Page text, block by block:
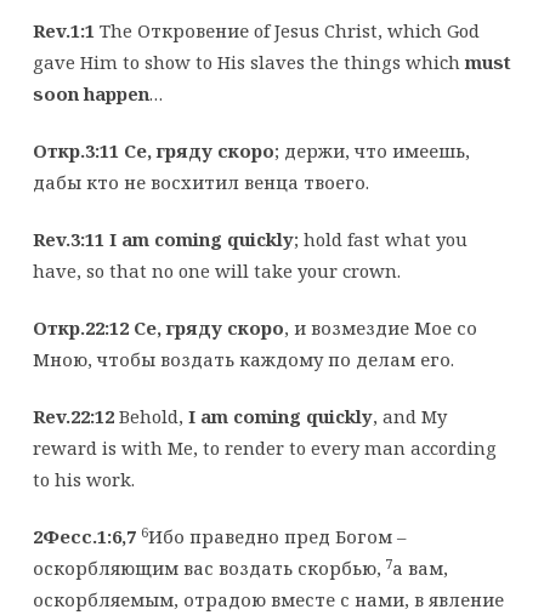
Rev.1:1The Откровение of Jesus Christ, which God
gave Him to show to His slaves the things whichmust
soon happen…
Откр.3:11 Се, гряду скоро; держи, что имеешь,
дабы кто не восхитил венца твоего.
Rev.3:11 I am coming quickly; hold fast what you
have, so that no one will take your crown.
Откр.22:12 Се, гряду скоро, и возмездие Мое со
Мною, чтобы воздать каждому по делам его.
Rev.22:12Behold, I am coming quickly, and My
reward is with Me, to render to every man according
to his work.
2Фесс.1:6,7 6Ибо праведно пред Богом –
оскорбляющим вас воздать скорбью, 7а вам,
оскорбляемым, отрадою вместе с нами, в явление